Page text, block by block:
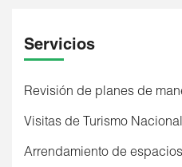
Servicios
Revisión de planes de
Visitas de Turismo Nacional
Arrendamiento de